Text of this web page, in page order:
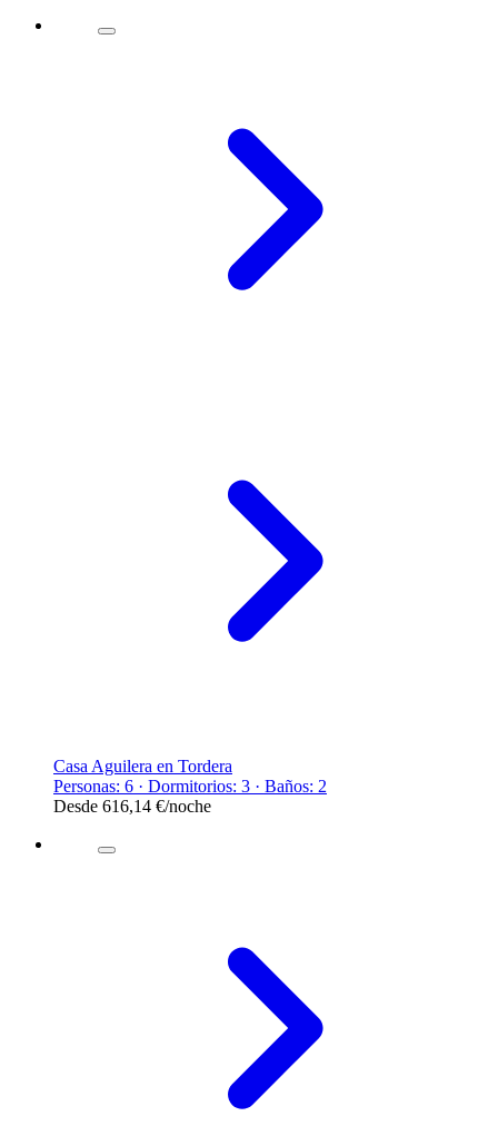
Casa Aguilera en Tordera
Personas: 6 · Dormitorios: 3 · Baños: 2
Desde 616,14 €/noche